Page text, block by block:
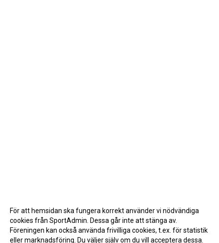
För att hemsidan ska fungera korrekt använder vi nödvändiga
cookies från SportAdmin. Dessa går inte att stänga av.
Föreningen kan också använda frivilliga cookies, t.ex. för statistik
eller marknadsföring. Du väljer själv om du vill acceptera dessa.